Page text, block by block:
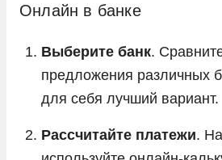
Онлайн в банке
Выберите банк.
предложения различных
для себя лучший вариант.
Рассчитайте платежи.